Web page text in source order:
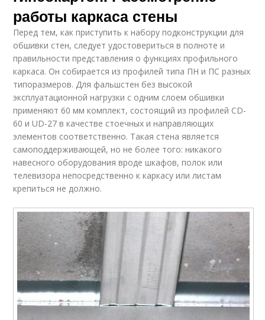
работы каркаса стены
Перед тем, как приступить к набору подконструкции для
обшивки стен, следует удостовериться в полноте и
правильности представления о функциях профильного
каркаса. Он собирается из профилей типа ПН и ПС разных
типоразмеров. Для фальшстен без высокой
эксплуатационной нагрузки с одним слоем обшивки
применяют 60 мм комплект, состоящий из профилей СD-
60 и UD-27 в качестве стоечных и направляющих
элементов соответственно. Такая стена является
самоподдерживающей, но не более того: никакого
навесного оборудования вроде шкафов, полок или
телевизора непосредственно к каркасу или листам
крепиться не должно.